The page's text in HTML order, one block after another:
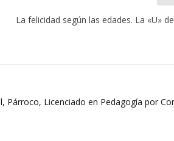
La felicidad según las edades. La «U»
Párroco, Licenciado en Pedagogía por